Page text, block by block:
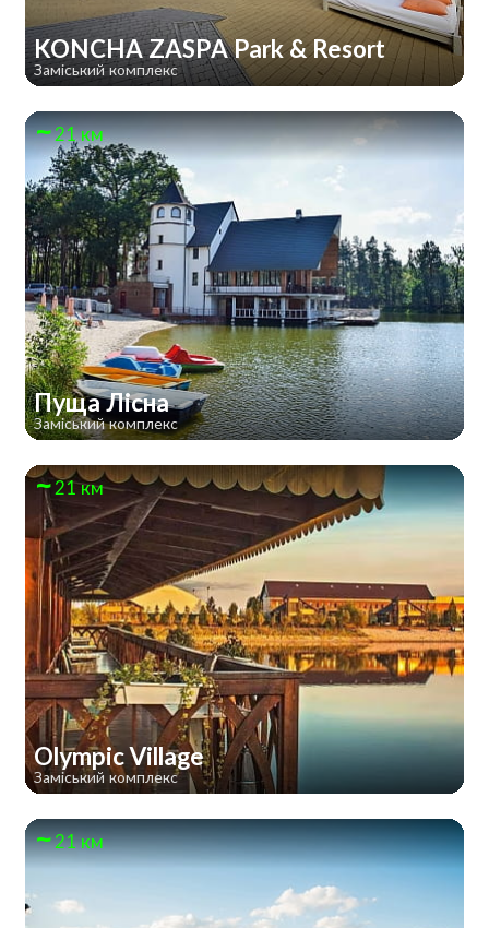
KONCHA ZASPA Park & Resort
Заміський комплекс
21 км
Пуща Лісна
Заміський комплекс
21 км
Olympic Village
Заміський комплекс
21 км